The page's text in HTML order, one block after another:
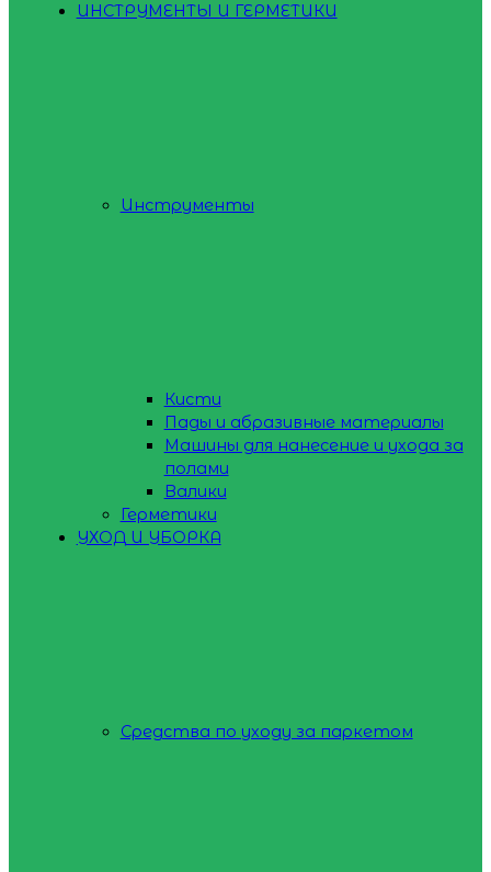
ИНСТРУМЕНТЫ И ГЕРМЕТИКИ
Инструменты
Кисти
Пады и абразивные материалы
Машины для нанесение и ухода за
полами
Валики
Герметики
УХОД И УБОРКА
Средства по уходу за паркетом